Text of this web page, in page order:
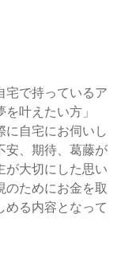
宅で持っているア
叶えたい方」
に自宅にお伺いし
安、期待、葛藤が
が大切にした思い
のためにお金を取
める内容となって